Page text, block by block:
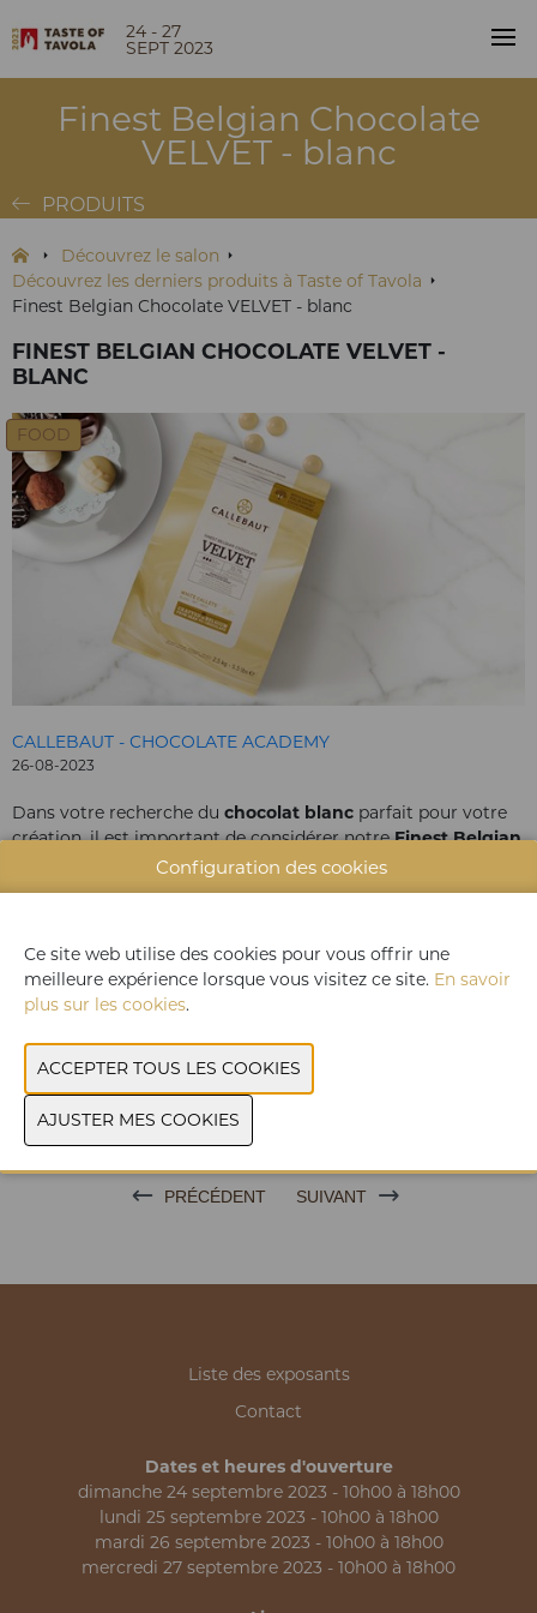
24 - 27
SEPT 2023
Finest Belgian Chocolate
VELVET - blanc
PRODUITS
Découvrez le salon
Découvrez les derniers produits à Taste of Tavola
Finest Belgian Chocolate VELVET - blanc
FINEST BELGIAN CHOCOLATE VELVET -
BLANC
FOOD
CALLEBAUT - CHOCOLATE ACADEMY
26-08-2023
Dans votre recherche du chocolat blanc parfait pour votre
création, il est important de considérer notreFinest Belgian
Chocolate VELVET - blanc. Notre chocolat VELVET offre
Venez nous rendre visite à notre stand et découvrez
également nos autres chocolats blancs ! Pour votre création,
vous êtes sûr de trouver ce qu'il vous faut chez nous !
CONTACTEZ NOUS
PRÉCÉDENT SUIVANT
Liste des exposants
Contact
Dates et heures d'ouverture
dimanche 24 septembre 2023 - 10h00 à 18h00
lundi 25 septembre 2023 - 10h00 à 18h00
mardi 26 septembre 2023 - 10h00 à 18h00
mercredi 27 septembre 2023 - 10h00 à 18h00
Configuration des cookies
Ce site web utilise des cookies pour vous offrir une
meilleure expérience lorsque vous visitez ce site. En savoir
plus sur les cookies.